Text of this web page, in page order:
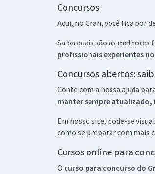
Concursos
Aqui, no Gran, você fica por
Saiba quais são as melhores
profissionais experientes
Concursos abertos:
Conte com a nossa ajuda
manter sempre atualizado,
Em nosso site, pode-se
como se preparar com mais
Cursos online para
O curso para concurso do